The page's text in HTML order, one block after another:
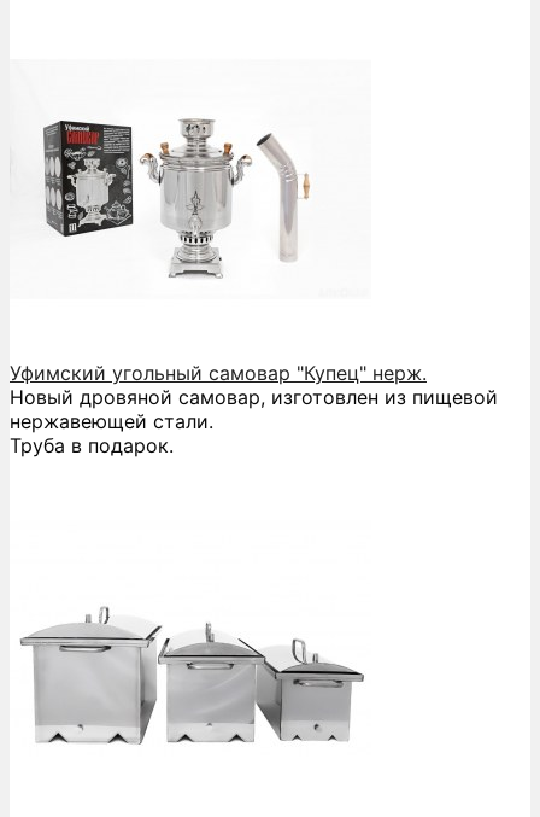
Уфимский угольный самовар "Купец" нерж.
Новый дровяной самовар, изготовлен из пищевой
нержавеющей стали.
Труба в подарок.